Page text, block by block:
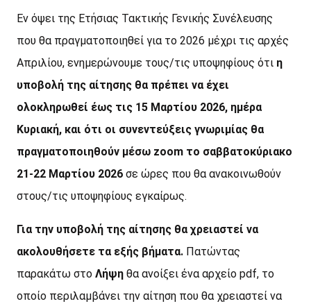
Εν όψει της Ετήσιας Τακτικής Γενικής Συνέλευσης
που θα πραγματοποιηθεί για το 2026 μέχρι τις αρχές
Απριλίου, ενημερώνουμε τους/τις υποψηφίους ότι η
υποβολή της αίτησης θα πρέπει να έχει
ολοκληρωθεί έως τις 15 Μαρτίου 2026, ημέρα
Κυριακή, και ότι οι συνεντεύξεις γνωριμίας θα
πραγματοποιηθούν μέσω zoom το σαββατοκύριακο
21-22 Μαρτίου 2026 σε ώρες που θα ανακοινωθούν
στους/τις υποψηφίους εγκαίρως.
Για την υποβολή της αίτησης θα χρειαστεί να
ακολουθήσετε τα εξής βήματα. Πατώντας
παρακάτω στο Λήψη θα ανοίξει ένα αρχείο pdf, το
οποίο περιλαμβάνει την αίτηση που θα χρειαστεί να